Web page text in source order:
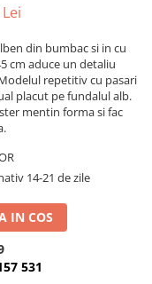
din bumbac si in cu
cm aduce un detaliu
repetitiv cu pasari
placut pe fundalul alb.
mentin forma si fac
14-21 de zile
IN COS
531